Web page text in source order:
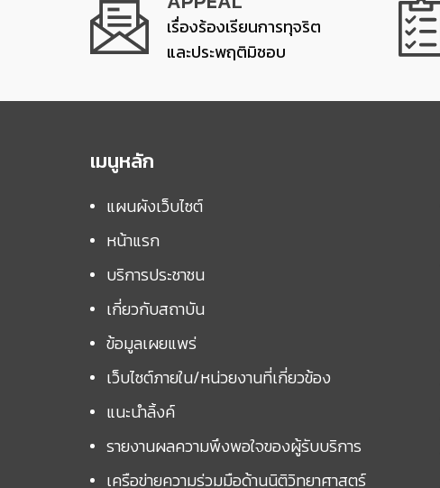
เรื่องร้องเรียนการทุจริต
และประพฤติมิชอบ
เมนูหลัก
แผนผังเว็บไซต์
หน้าแรก
บริการประชาชน
เกี่ยวกับสถาบัน
ข้อมูลเผยแพร่
เว็บไซต์ภายใน/หน่วยงานที่เกี่ยวข้อง
แนะนำลิ้งค์
รายงานผลความพึงพอใจของผู้รับบริการ
เครือข่ายความร่วมมือด้านนิติวิทยาศาสตร์